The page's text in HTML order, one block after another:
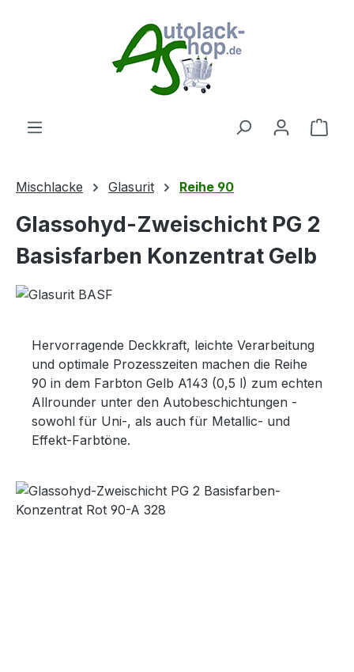
Mischlacke Glasurit Reihe 90
Glassohyd-Zweischicht PG 2
Basisfarben Konzentrat Gelb
Hervorragende Deckkraft, leichte Verarbeitung
und optimale Prozesszeiten machen die Reihe
90 in dem Farbton Gelb A143 (0,5 l) zum echten
Allrounder unter den Autobeschichtungen -
sowohl für Uni-, als auch für Metallic- und
Effekt-Farbtöne.
Bildergalerie überspringen